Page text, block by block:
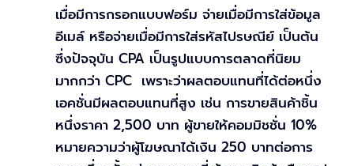
เมื่อมีการกรอกแบบฟอร์ม จ่ายเมื่อมีการใส่ข้อมูล
อีเมล์ หรือจ่ายเมื่อมีการใส่รหัสไปรษณีย์ เป็นต้น
ซึ่งปัจจุบัน CPA เป็นรูปแบบการตลาดที่นิยม
มากกว่า CPC เพราะว่าผลตอบแทนที่ได้ต่อหนึ่ง
เอคชั่นมีผลตอบแทนที่สูง เช่น การขายสินค้าชิ้น
หนึ่งราคา 2,500 บาท ผู้ขายให้คอมมิชชั่น 10%
หมายความว่าผู้โฆษณาได้เงิน 250 บาทต่อการ